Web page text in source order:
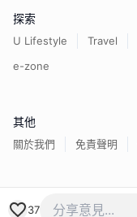
37
探索
U Lifestyle Travel
e-zone
其他
關於我們 免責聲明
香港經濟日報版權所有©